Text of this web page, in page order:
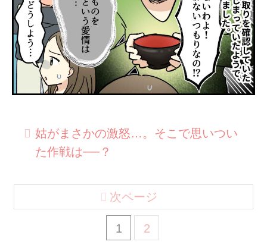
姑がまさかの激怒…。そこで思いつい
た作戦は──？
1 2
次ページ